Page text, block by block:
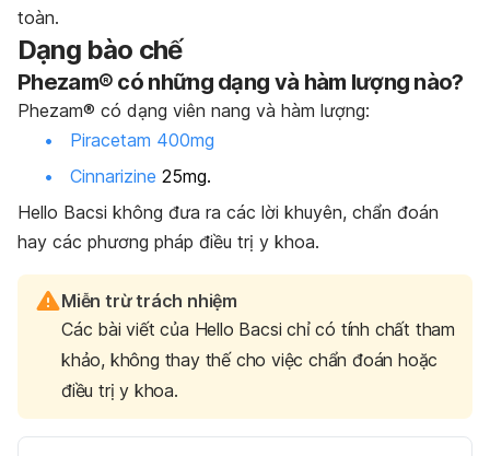
toàn.
Dạng bào chế
Phezam® có những dạng và hàm lượng nào?
Phezam® có dạng viên nang và hàm lượng:
Piracetam 400mg
Cinnarizine 25mg.
Hello Bacsi không đưa ra các lời khuyên, chẩn đoán
hay các phương pháp điều trị y khoa.
Miễn trừ trách nhiệm
Các bài viết của Hello Bacsi chỉ có tính chất tham
khảo, không thay thế cho việc chẩn đoán hoặc
điều trị y khoa.